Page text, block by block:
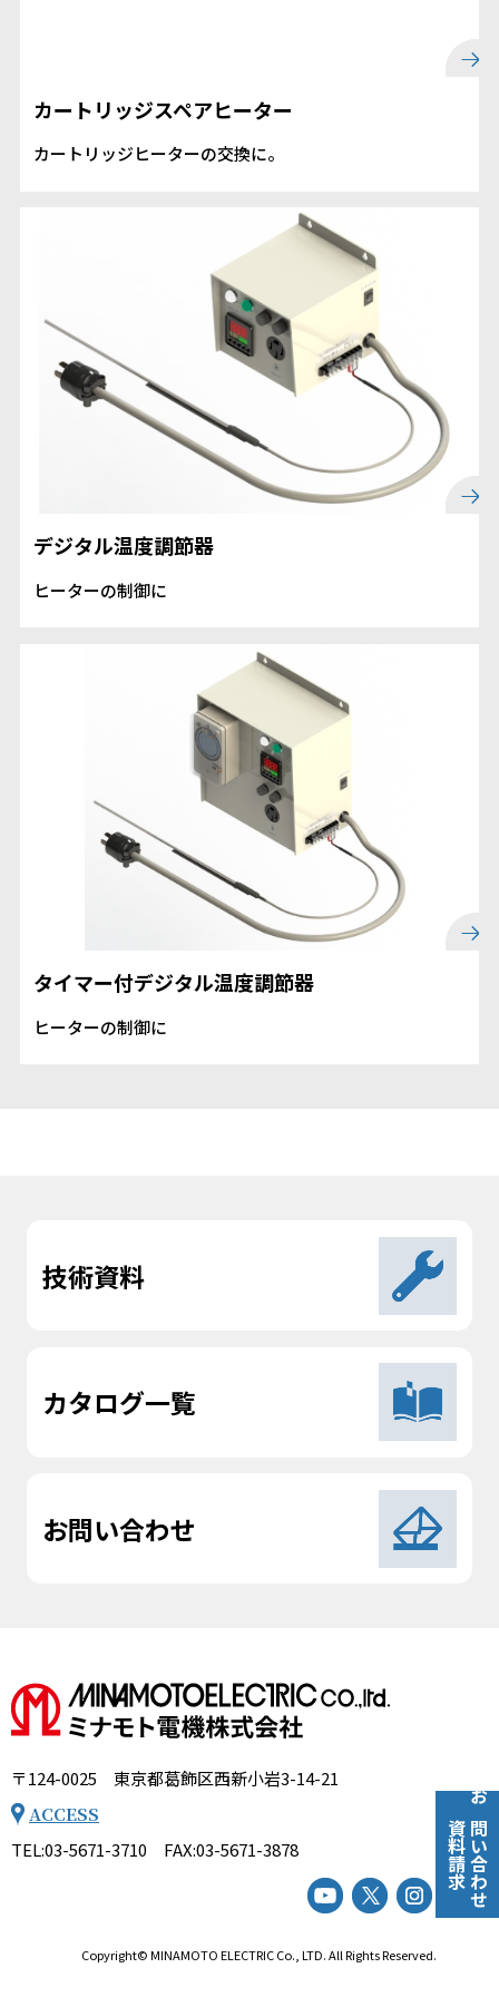
お問い合わせ
資料請求
カートリッジスペアヒーター
カートリッジヒーターの交換に。
デジタル温度調節器
ヒーターの制御に
タイマー付デジタル温度調節器
ヒーターの制御に
技術資料
カタログ一覧
お問い合わせ
〒124-0025 東京都葛飾区西新小岩3-14-21
ACCESS
TEL:03-5671-3710 FAX:03-5671-3878
Copyright©MINAMOTO ELECTRIC Co., LTD.All Rights Reserved.